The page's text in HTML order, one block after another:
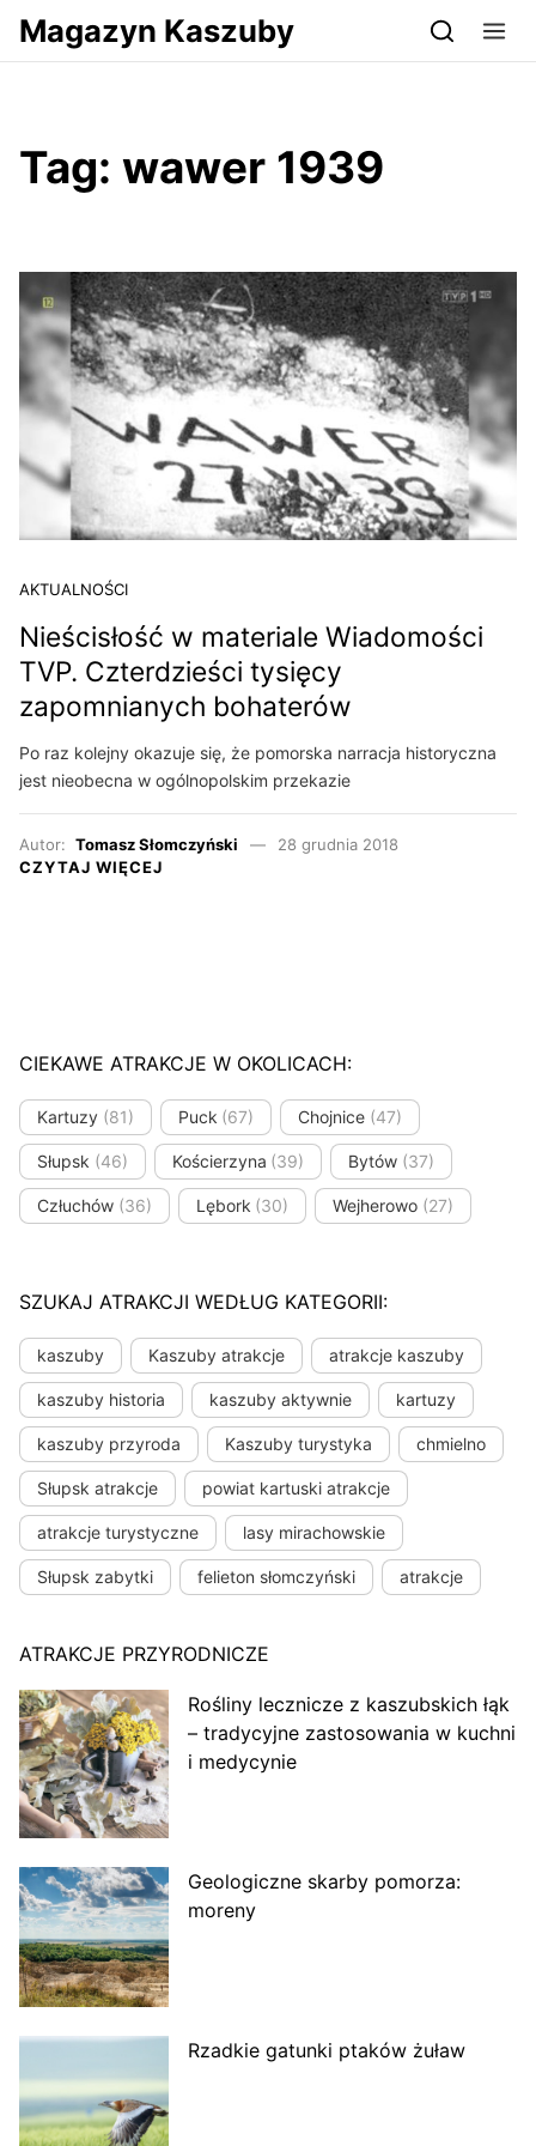
Przejdź do serwisu magazynkaszuby.pl
Magazyn Kaszuby
Tag: wawer 1939
AKTUALNOŚCI
Nieścisłość w materiale Wiadomości
TVP. Czterdzieści tysięcy
zapomnianych bohaterów
Po raz kolejny okazuje się, że pomorska narracja historyczna
jest nieobecna w ogólnopolskim przekazie
Autor: Tomasz Słomczyński
28 grudnia 2018
CZYTAJ WIĘCEJ
CIEKAWE ATRAKCJE W OKOLICACH:
Kartuzy (81) Puck (67) Chojnice (47)
Słupsk (46) Kościerzyna (39) Bytów (37)
Człuchów (36) Lębork (30) Wejherowo (27)
SZUKAJ ATRAKCJI WEDŁUG KATEGORII:
kaszuby Kaszuby atrakcje atrakcje kaszuby
kaszuby historia kaszuby aktywnie kartuzy
kaszuby przyroda Kaszuby turystyka chmielno
Słupsk atrakcje powiat kartuski atrakcje
atrakcje turystyczne lasy mirachowskie
Słupsk zabytki felieton słomczyński atrakcje
ATRAKCJE PRZYRODNICZE
Rośliny lecznicze z kaszubskich łąk
– tradycyjne zastosowania w kuchni
i medycynie
Geologiczne skarby pomorza:
moreny
Rzadkie gatunki ptaków żuław